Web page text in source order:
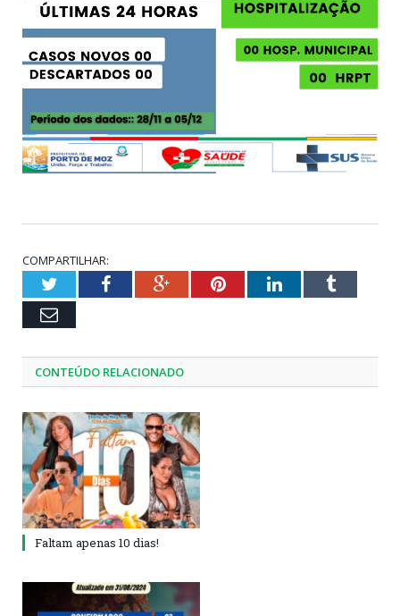
COMPARTILHAR:
TwitterFacebookGoogle+PinterestLinkedInTumblr
Email
CONTEÚDO RELACIONADO
Faltam apenas 10 dias!